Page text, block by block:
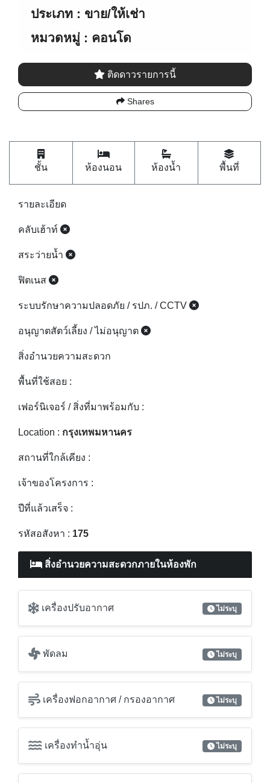
ประเภท : ขาย/ให้เช่า
หมวดหมู่ : คอนโด
ติดดาวรายการนี้
Shares
ชั้น ห้องนอน ห้องน้ำ พื้นที่
รายละเอียด
คลับเฮ้าท์
สระว่ายน้ำ
ฟิตเนส
ระบบรักษาความปลอดภัย / รปภ. / CCTV
อนุญาตสัตว์เลี้ยง / ไม่อนุญาต
สิ่งอำนวยความสะดวก
พื้นที่ใช้สอย :
เฟอร์นิเจอร์ / สิ่งที่มาพร้อมกับ :
Location : กรุงเทพมหานคร
สถานที่ใกล้เคียง :
เจ้าของโครงการ :
ปีที่แล้วเสร็จ :
รหัสอสังหา : 175
สิ่งอำนวยความสะดวกภายในห้องพัก
เครื่องปรับอากาศ ไม่ระบุ
พัดลม ไม่ระบุ
เครื่องฟอกอากาศ / กรองอากาศ ไม่ระบุ
เครื่องทำน้ำอุ่น ไม่ระบุ